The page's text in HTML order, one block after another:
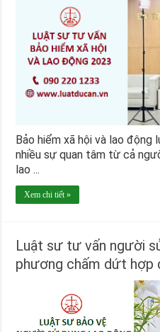
Bảo hiểm xã hội và lao động
nhiều sự quan tâm từ cả
lao ...
Xem chi tiết »
Luật sư tư vấn người
phương chấm dứt hợp